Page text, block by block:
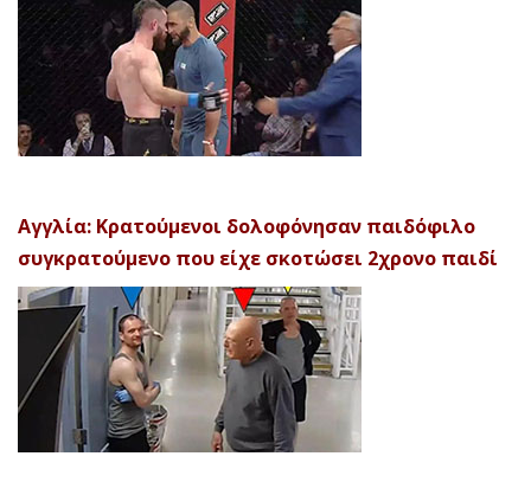
Αγγλία: Κρατούμενοι δολοφόνησαν παιδόφιλο
συγκρατούμενο που είχε σκοτώσει 2χρονο παιδί